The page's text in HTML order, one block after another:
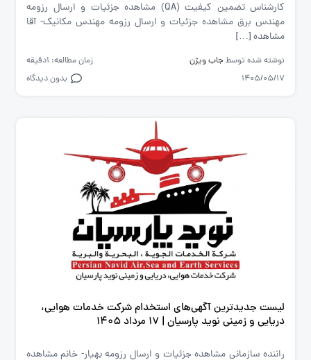
کارشناس تضمین کیفیت (QA) مشاهده جزئیات و ارسال رزومه
مهندس برق مشاهده جزئیات و ارسال رزومه مهندس مکانیک- آقا
مشاهده […]
نوشته شده توسط جاب ویژن
زمان مطالعه: 1دقیقه
1405/05/17
بدون دیدگاه
لیست جدیدترین آگهی‌های استخدام شرکت خدمات هوایی،
دریایی و زمینی نوید پارسیان | ۱۷ مرداد ۱۴۰۵
راننده سازمانی مشاهده جزئیات و ارسال رزومه بهیار- خانم مشاهده